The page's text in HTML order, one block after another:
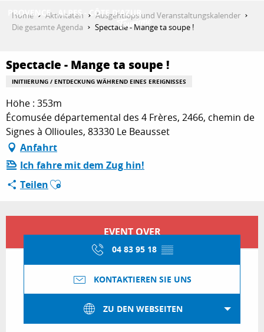
contenu
AKTIVITÄTEN
AUFENTHALT
ESPACE PRO
Home Aktivitäten
Ausgehtipps und Veranstaltungskalender
Die gesamte Agenda
Spectacle - Mange ta soupe !
Spectacle - Mange ta soupe !
INITIIERUNG / ENTDECKUNG WÄHREND EINES EREIGNISSES
Höhe : 353m
Écomusée départemental des 4 Frères, 2466, chemin de
Signes à Ollioules, 83330 Le Beausset
Anfahrt
Ich fahre mit dem Zug hin!
TeilenAjouter aux favoris
Öffnungszeiten & Kontaktdaten
EVENT OVER
04 83 95 18 ▒▒
KONTAKTIEREN SIE UNS
ZU DEN WEBSEITEN